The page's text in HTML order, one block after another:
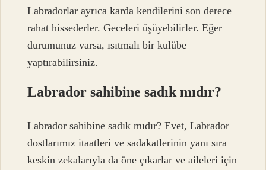
Labradorlar ayrıca karda kendilerini son derece
rahat hissederler. Geceleri üşüyebilirler. Eğer
durumunuz varsa, ısıtmalı bir kulübe
yaptırabilirsiniz.
Labrador sahibine sadık mıdır?
Labrador sahibine sadık mıdır? Evet, Labrador
dostlarımız itaatleri ve sadakatlerinin yanı sıra
keskin zekalarıyla da öne çıkarlar ve aileleri için